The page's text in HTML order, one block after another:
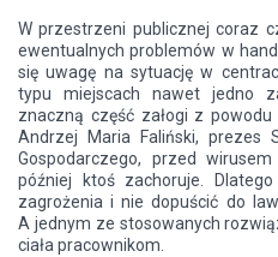
W przestrzeni publicznej coraz
ewentualnych problemów w
się uwagę na sytuację w
typu miejscach nawet jedno
znaczną część załogi z
Andrzej Maria Faliński, prezes
Gospodarczego, przed
później ktoś zachoruje.
zagrożenia i nie dopuścić do
A jednym ze stosowanych
ciała pracownikom.